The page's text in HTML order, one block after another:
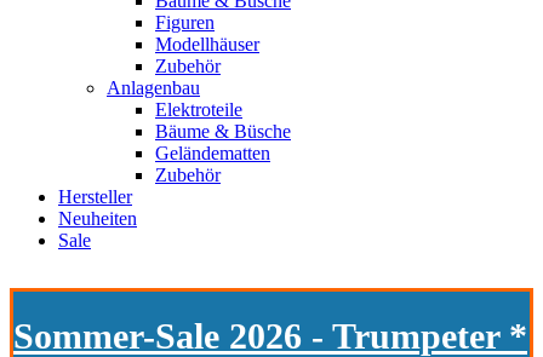
Figuren
Modellhäuser
Zubehör
Anlagenbau
Elektroteile
Bäume & Büsche
Geländematten
Zubehör
Hersteller
Neuheiten
Sale
Sommer-Sale 2026 - Trumpeter *